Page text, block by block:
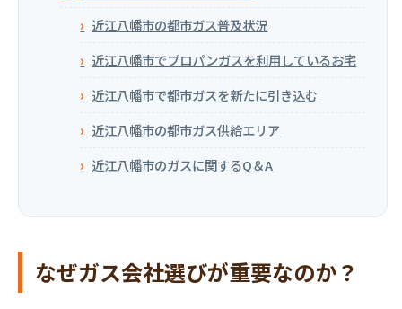
近江八幡市の都市ガス普及状況
近江八幡市でプロパンガスを利用しているお宅
近江八幡市で都市ガスを新たに引き込む
近江八幡市の都市ガス供給エリア
近江八幡市のガスに関するQ＆A
なぜガス会社選びが重要なのか？